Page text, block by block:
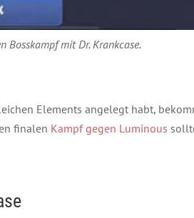
Bosskampf mit Dr. Krankcase.
Elements angelegt habt,
finalen Kampf gegen Luminous